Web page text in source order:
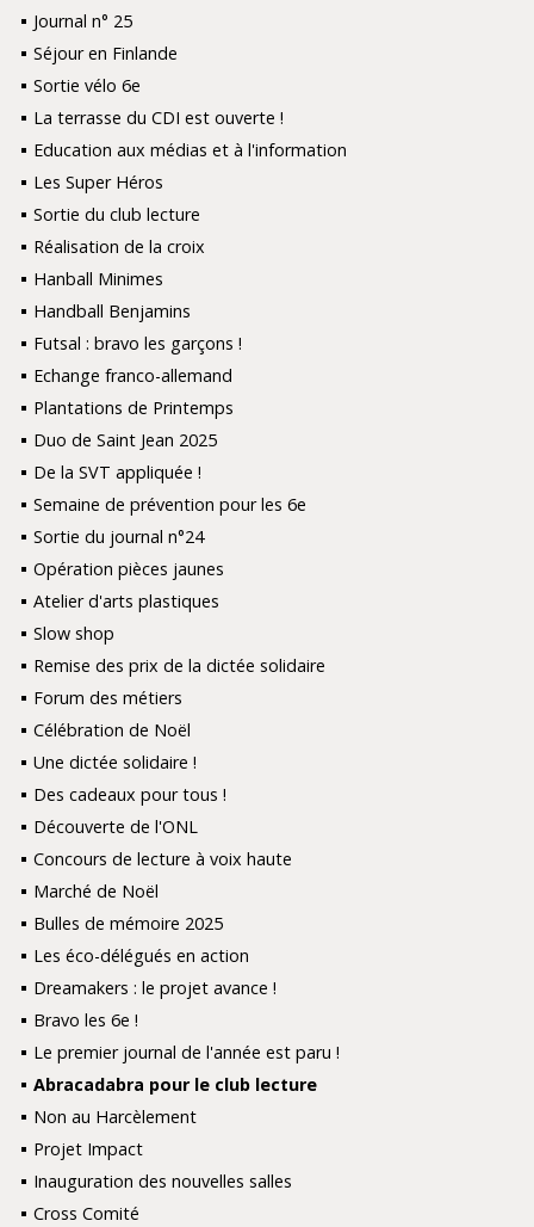
Journal n° 25
Séjour en Finlande
Sortie vélo 6e
La terrasse du CDI est ouverte !
Education aux médias et à l'information
Les Super Héros
Sortie du club lecture
Réalisation de la croix
Hanball Minimes
Handball Benjamins
Futsal : bravo les garçons !
Echange franco-allemand
Plantations de Printemps
Duo de Saint Jean 2025
De la SVT appliquée !
Semaine de prévention pour les 6e
Sortie du journal n°24
Opération pièces jaunes
Atelier d'arts plastiques
Slow shop
Remise des prix de la dictée solidaire
Forum des métiers
Célébration de Noël
Une dictée solidaire !
Des cadeaux pour tous !
Découverte de l'ONL
Concours de lecture à voix haute
Marché de Noël
Bulles de mémoire 2025
Les éco-délégués en action
Dreamakers : le projet avance !
Bravo les 6e !
Le premier journal de l'année est paru !
Abracadabra pour le club lecture
Non au Harcèlement
Projet Impact
Inauguration des nouvelles salles
Cross Comité